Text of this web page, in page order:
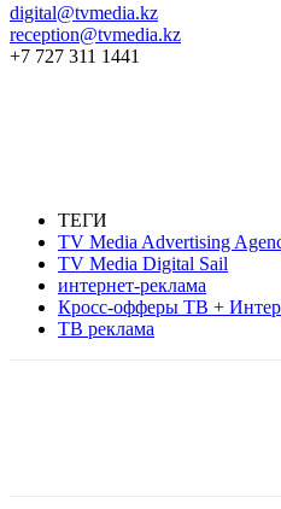
digital@tvmedia.kz
reception@tvmedia.kz
+7 727 311 1441
ТЕГИ
TV Media Advertising
TV Media Digital Sail
интернет-реклама
Кросс-офферы TВ +
ТВ реклама